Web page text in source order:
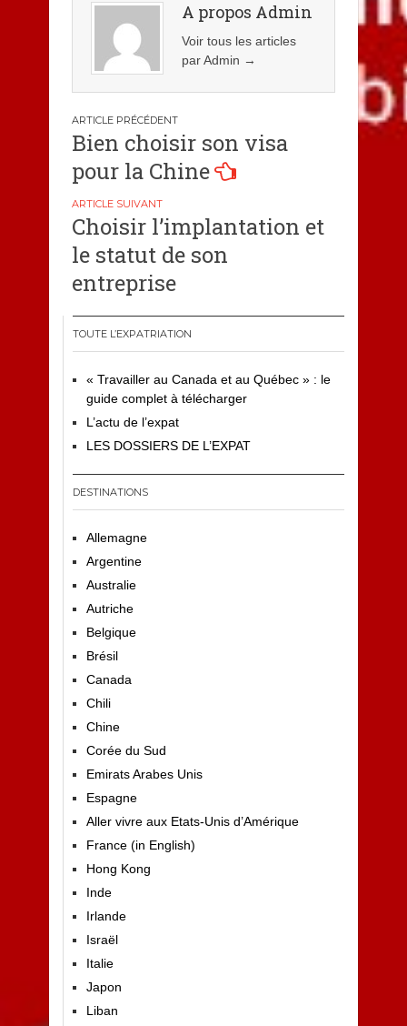
A propos Admin
Voir tous les articles
par Admin →
Navigation
de
l’article
Bien choisir son visa
pour la Chine
Choisir l’implantation et
le statut de son
entreprise
TOUTE L’EXPATRIATION
« Travailler au Canada et au Québec » : le
guide complet à télécharger
L’actu de l’expat
LES DOSSIERS DE L’EXPAT
DESTINATIONS
Allemagne
Argentine
Australie
Autriche
Belgique
Brésil
Canada
Chili
Chine
Corée du Sud
Emirats Arabes Unis
Espagne
Aller vivre aux Etats-Unis d’Amérique
France (in English)
Hong Kong
Inde
Irlande
Israël
Italie
Japon
Liban